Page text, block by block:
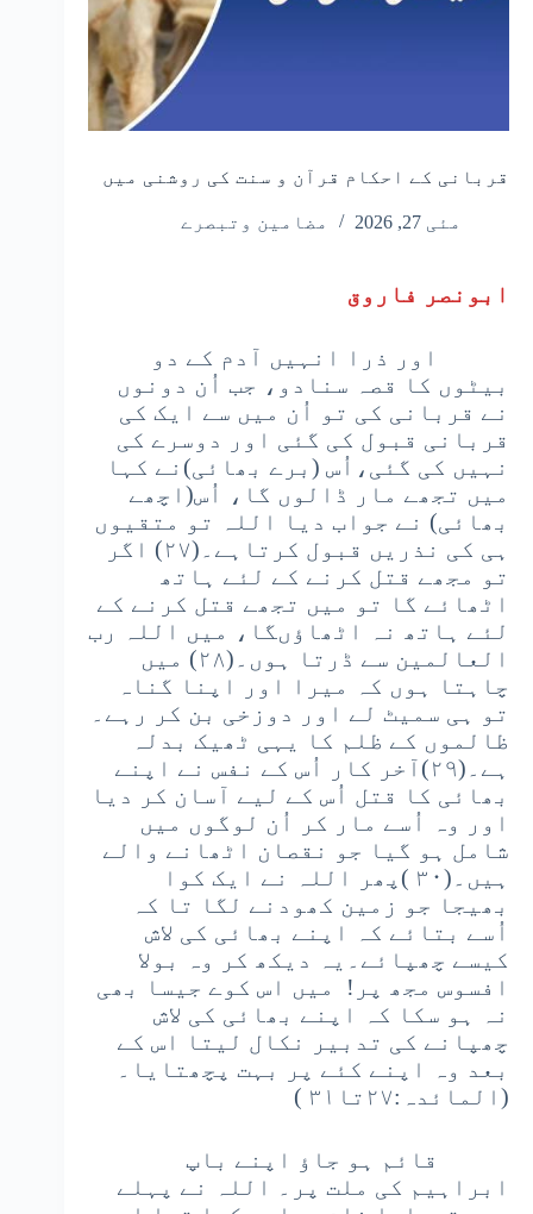
قربانی کے احکام قرآن و سنت کی روشنی میں
مئی 27, 2026 مضامین وتبصرے
ابونصر فاروق
اور ذرا انہیں آدم کے دو
بیٹوں کا قصہ سنادو، جب اُن دونوں
نے قربانی کی تو اُن میں سے ایک کی
قربانی قبول کی گئی اور دوسرے کی
نہیں کی گئی،اُس (برے بھائی)نے کہا
میں تجھے مار ڈالوں گا، اُس(اچھے
بھائی) نے جواب دیا اللہ تو متقیوں
ہی کی نذریں قبول کرتاہے۔(۲۷) اگر
تو مجھے قتل کرنے کے لئے ہاتھ
اٹھائے گا تو میں تجھے قتل کرنے کے
لئے ہاتھ نہ اٹھاؤںگا، میں اللہ رب
العالمین سے ڈرتا ہوں۔(۲۸) میں
چاہتا ہوں کہ میرا اور اپنا گناہ
تو ہی سمیٹ لے اور دوزخی بن کر رہے۔
ظالموں کے ظلم کا یہی ٹھیک بدلہ
ہے۔(۲۹)آخر کار اُس کے نفس نے اپنے
بھائی کا قتل اُس کے لیے آسان کر دیا
اور وہ اُسے مار کر اُن لوگوں میں
شامل ہو گیا جو نقصان اٹھانے والے
ہیں۔(۳۰ )پھر اللہ نے ایک کوا
بھیجا جو زمین کھودنے لگا تا کہ
اُسے بتائے کہ اپنے بھائی کی لاش
کیسے چھپائے۔یہ دیکھ کر وہ بولا
افسوس مجھ پر! میں اس کوے جیسا بھی
نہ ہو سکا کہ اپنے بھائی کی لاش
چھپانے کی تدبیر نکال لیتا اس کے
بعد وہ اپنے کئے پر بہت پچھتایا۔
(المائدہ:۲۷تا۳۱ )
قائم ہو جاؤ اپنے باپ
ابراہیم کی ملت پر۔ اللہ نے پہلے